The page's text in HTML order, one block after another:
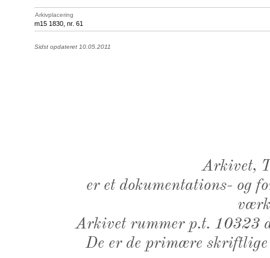
Arkivplacering
m15 1830, nr. 61
Sidst opdateret 10.05.2011
Arkivet,
er et dokumentations- og
Arkivet rummer p.t. 10323
De er de primære